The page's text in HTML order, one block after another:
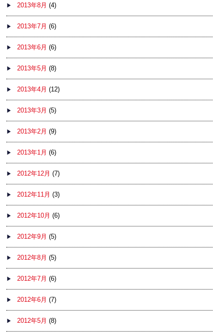
2013年8月 (4)
2013年7月 (6)
2013年6月 (6)
2013年5月 (8)
2013年4月 (12)
2013年3月 (5)
2013年2月 (9)
2013年1月 (6)
2012年12月 (7)
2012年11月 (3)
2012年10月 (6)
2012年9月 (5)
2012年8月 (5)
2012年7月 (6)
2012年6月 (7)
2012年5月 (8)